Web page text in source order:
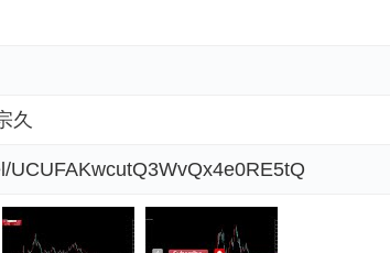
久
UCUFAKwcutQ3WvQx4e0RE5tQ